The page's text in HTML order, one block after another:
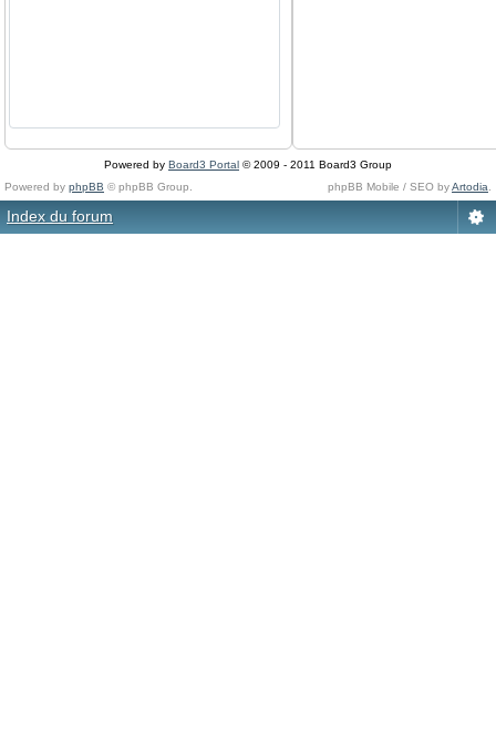
Powered by Board3 Portal © 2009 - 2011 Board3 Group
Powered by phpBB © phpBB Group. phpBB Mobile / SEO byArtodia
Index du forum